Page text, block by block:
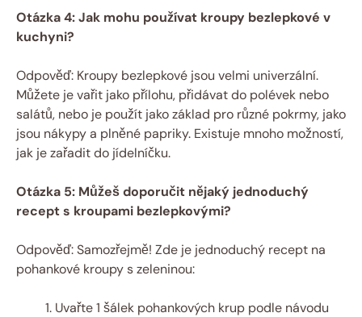
Otázka 4: Jak mohu používat kroupy bezlepkové v
kuchyni?
Odpověď: Kroupy bezlepkové jsou velmi univerzální.
Můžete je vařit jako přílohu, přidávat do polévek nebo
salátů, nebo je použít jako základ pro různé pokrmy, jako
jsou nákypy a plněné papriky. Existuje mnoho možností,
jak je zařadit do jídelníčku.
Otázka 5: Můžeš doporučit nějaký jednoduchý
recept s kroupami bezlepkovými?
Odpověď: Samozřejmě! Zde je jednoduchý recept na
pohankové kroupy s zeleninou:
Uvařte 1 šálek pohankových krup podle návodu